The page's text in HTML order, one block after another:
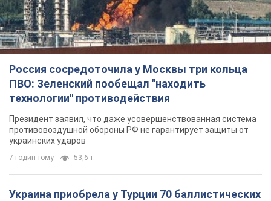
Россия сосредоточила у Москвы три кольца
ПВО: Зеленский пообещал "находить
технологии" противодействия
Президент заявил, что даже усовершенствованная система
противовоздушной обороны РФ не гарантирует защиты от
украинских ударов
7 годин тому 53,6 т.
Украина приобрела у Турции 70 баллистических